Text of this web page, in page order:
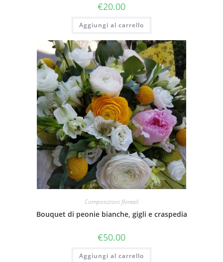
€20.00
Aggiungi al carrello
Composizioni floreali
Bouquet di peonie bianche, gigli e craspedia
€50.00
Aggiungi al carrello